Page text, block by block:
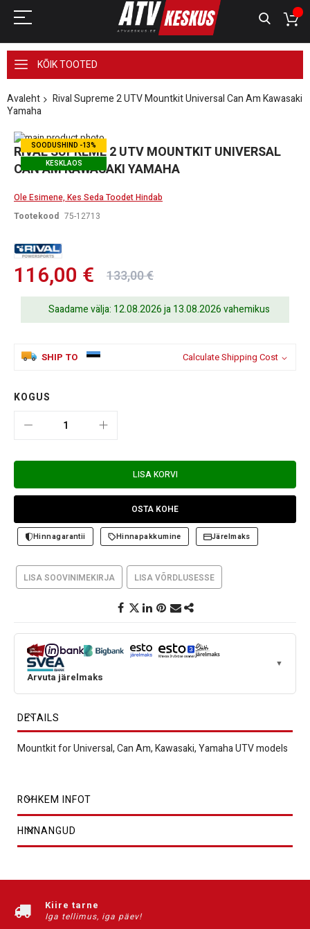
KÕIK TOOTED
Avaleht
Rival Supreme 2 UTV Mountkit Universal Can Am Kawasaki
Yamaha
Skip
to
the
end
the
gallery
SOODUSHIND -13%
KESKLAOS
Skip
to
the
of
images
RIVAL SUPREME 2 UTV MOUNTKIT UNIVERSAL
CAN AM KAWASAKI YAMAHA
Ole Esimene, Kes Seda Toodet Hindab
Tootekood 75-12713
116,00 € 133,00 €
Saadame välja: 12.08.2026 ja 13.08.2026 vahemikus
SHIP TO Calculate Shipping Cost
KOGUS
LISA KORVI
OSTA KOHE
Hinnagarantii Hinnapakkumine Järelmaks
LISA SOOVINIMEKIRJA LISA VÕRDLUSESSE
Arvuta järelmaks
▼
DETAILS
Mountkit for Universal, Can Am, Kawasaki, Yamaha UTV models
ROHKEM INFOT
HINNANGUD
Kiire tarne
Iga tellimus, iga päev!